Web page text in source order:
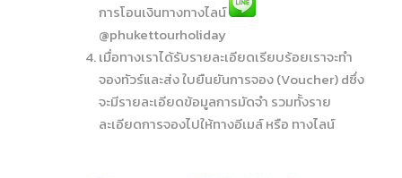
การโอนเงินทางทางไลน์
@phukettourholiday
เมื่อทางเราได้รับรายละเอียดเรียบร้อยเราจะทำ
จองทัวร์และส่ง ใบยืนยันการจอง (Voucher) dซึ่ง
จะมีรายละเอียดข้อมูลการมัดจำ รวมทั้งราย
ละเอียดการจองไปให้ทางอีเมล์ หรือ ทางไลน์